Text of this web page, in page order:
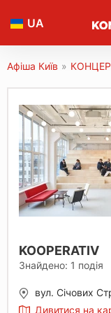
UA
Афіша Київ »
KOOPERATIV
Знайдено: 1 подія
вул. Січових
Дивитися на